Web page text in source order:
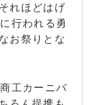
れほどはげ
行われる勇
お祭りとな
工カーニバ